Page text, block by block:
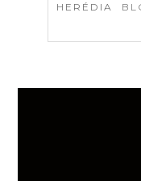
HERÉDIA